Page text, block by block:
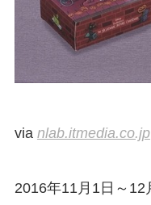
via nlab.itmedia.co.jp
2016年11月1日～